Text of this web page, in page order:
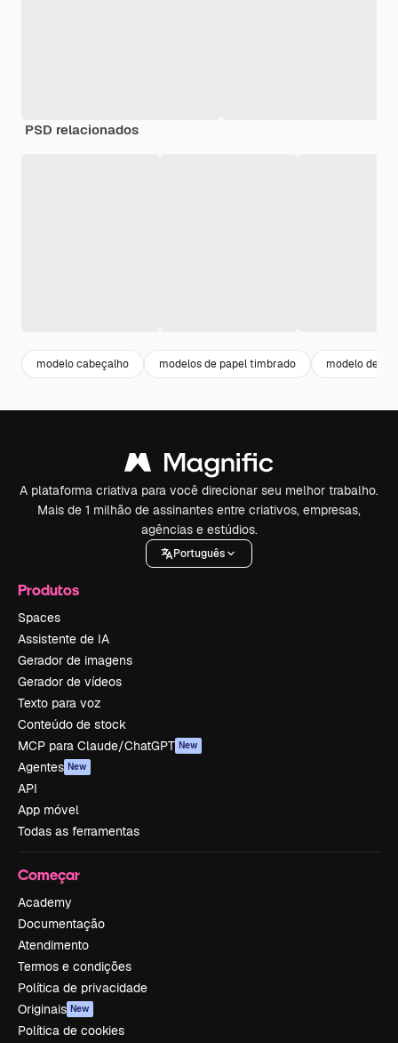
PSD relacionados
modelo cabeçalho modelos de papel timbrado modelo de
A plataforma criativa para você direcionar seu melhor trabalho.
Mais de 1 milhão de assinantes entre criativos, empresas,
agências e estúdios.
Português
Produtos
Spaces
Assistente de IA
Gerador de imagens
Gerador de vídeos
Texto para voz
Conteúdo de stock
MCP para Claude/ChatGPT New
Agentes New
API
App móvel
Todas as ferramentas
Começar
Academy
Documentação
Atendimento
Termos e condições
Política de privacidade
Originais New
Política de cookies